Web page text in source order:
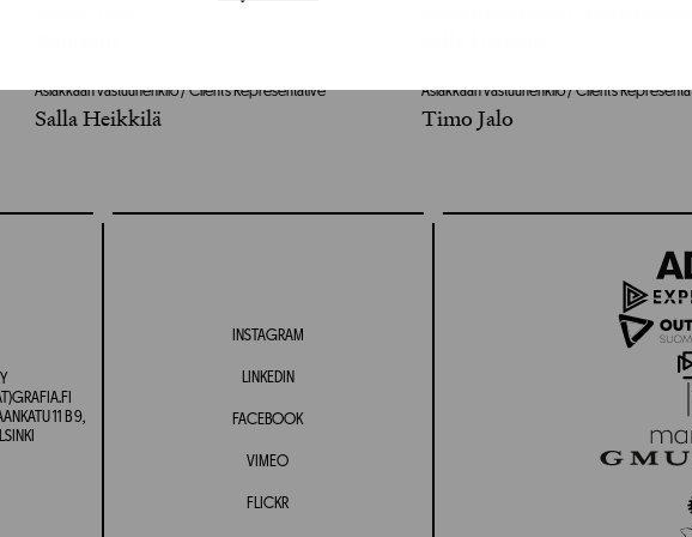
Asiakkaan vastuuhenkilö / Client’s Representative
Salla Heikkilä
Asiakkaan vastuuhenkilö / Client’s
Timo Jalo
11 B 9,
INSTAGRAM
LINKEDIN
FACEBOOK
VIMEO
FLICKR